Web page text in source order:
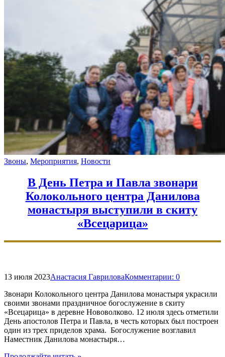
Костроме»"
Звоны, Мероприятия, Новости
В День Петра и Павла звонари
Колокольного центра Данилова
монастыря выступили в скиту
«Всецарица»
13 июля 2023Анастасия ГавриловаКомментарии: 0
Звонари Колокольного центра Данилова монастыря украсили
своими звонами праздничное богослужение в скиту
«Всецарица» в деревне Нововолково. 12 июля здесь отметили
День апостолов Петра и Павла, в честь которых был построен
один из трех приделов храма. Богослужение возглавил
Наместник Данилова монастыря…